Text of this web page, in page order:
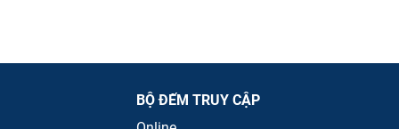
BỘ ĐẾM TRUY CẬP